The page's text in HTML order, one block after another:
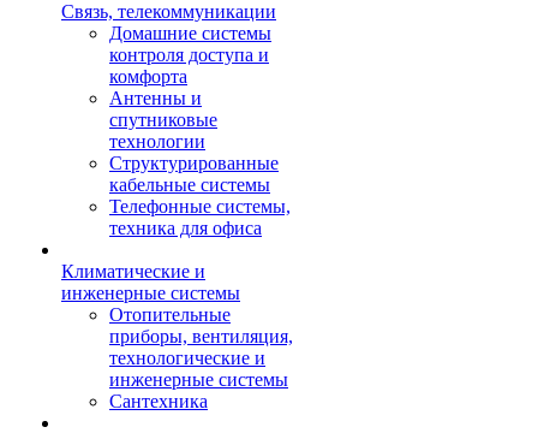
Связь, телекоммуникации
Домашние системы
контроля доступа и
комфорта
Антенны и
спутниковые
технологии
Структурированные
кабельные системы
Телефонные системы,
техника для офиса
Климатические и
инженерные системы
Отопительные
приборы, вентиляция,
технологические и
инженерные системы
Сантехника